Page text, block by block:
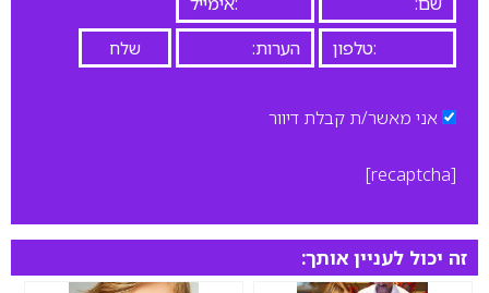
אני מאשר/ת קבלת דיוור
[recaptcha]
זה יכול לעניין אותך: